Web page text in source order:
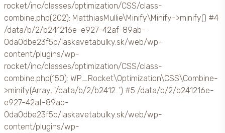
rocket/inc/classes/optimization/CSS/class-
combine.php(202): MatthiasMullie\Minify\Minify->minify() #4
/data/b/2/b241216e-e927-42af-89ab-
0da0dbe23f5b/laskavetabulky.sk/web/wp-
content/plugins/wp-
rocket/inc/classes/optimization/CSS/class-
combine.php(150): WP_Rocket\Optimization\CSS\Combine-
>minify(Array, '/data/b/2/b2412...') #5 /data/b/2/b241216e-
e927-42af-89ab-
0da0dbe23f5b/laskavetabulky.sk/web/wp-
content/plugins/wp-